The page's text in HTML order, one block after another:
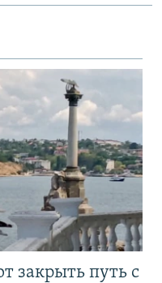
закрыть путь с